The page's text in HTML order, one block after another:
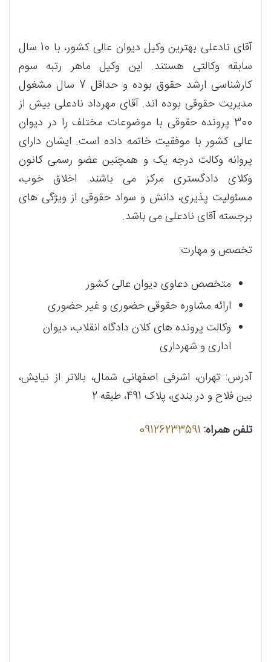
آقای نادعلی بهترین وکیل دیوان عالی کشور، با 10 سال
سابقه وکالتی هستند. این وکیل ماهر رتبه سوم
کارشناسی ارشد حقوق بوده و حداقل 7 سال مشغول
مدیریت حقوقی بوده اند. آقای مهرداد نادعلی بیش از
300 پرونده حقوقی با موضوعات مختلف را در دیوان
عالی کشور با موفقیت خاتمه داده است. ایشان دارای
پروانه وکالت درجه یک و همچنین عضو رسمی کانون
وکلای دادگستری مرکز می باشند. اخلاق خوب،
مسئولیت پذیری، دانش و سواد حقوقی از ویژگی های
برجسته آقای نادعلی می باشد.
تخصص و مهارت:
متخصص دعاوی دیوان عالی کشور
ارائه مشاوره حقوقی حضوری و غیر حضوری
وکالت پرونده های کلان دادگاه انقلاب، دیوان
اداری و شهرداری
آدرس: تهران، اشرفی اصفهانی شمال، بالاتر از نیایش،
بین فلاح و در بندی، پلاک 491، طبقه 2
تلفن همراه: 09126233591